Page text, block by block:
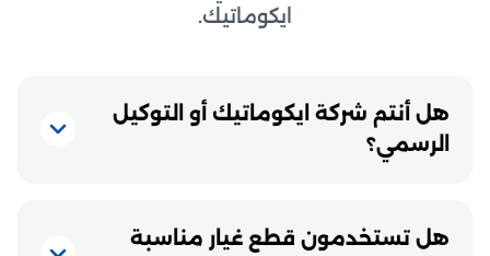
ايكوماتيك.
هل أنتم شركة ايكوماتيك أو التوكيل
الرسمي؟
هل تستخدمون قطع غيار مناسبة